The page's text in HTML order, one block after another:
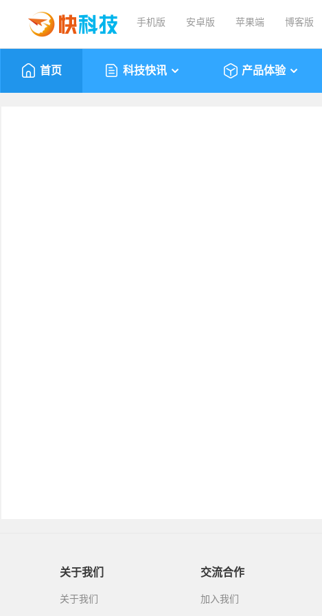
手机版 安卓版 苹果端 博客版
首页 科技快讯 产品体验
关于我们
关于我们
交流合作
加入我们